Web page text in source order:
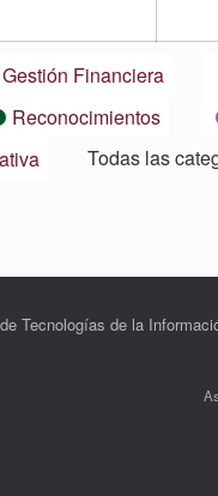
Financiera
Reconocimientos
Todas las
Tecnologías de la